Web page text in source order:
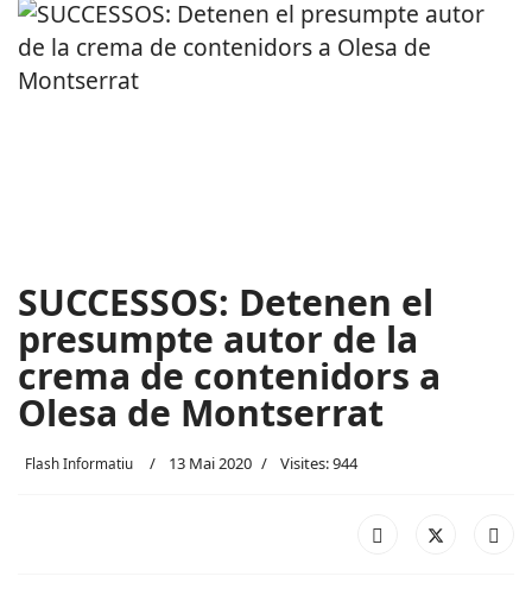
SUCCESSOS: Detenen el
presumpte autor de la
crema de contenidors a
Olesa de Montserrat
Flash Informatiu 13 Mai 2020 Visites: 944